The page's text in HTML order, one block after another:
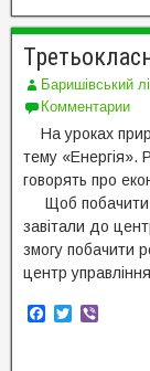
b
o
o
k
t
e
r
r
Баришівський
Комментарии
На уроках
тему «Енергія».
говорять про
Щоб побачити,
завітали до
змогу побачити
центр
F
T